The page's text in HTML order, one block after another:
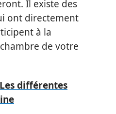
Il existe des
ont directement
à la
de votre
Les différentes